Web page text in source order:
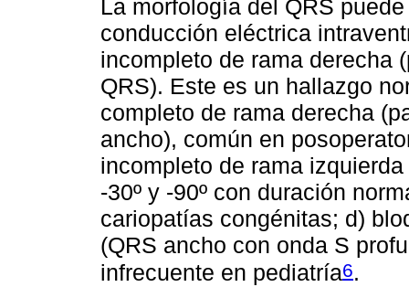
La morfología del QRS
conducción eléctrica
incompleto de rama derecha
QRS). Este es un hallazgo
completo de rama derecha
ancho), común en
incompleto de rama
-30º y -90º con duración
cariopatías congénitas; d)
(QRS ancho con onda S
infrecuente en pediatría6.